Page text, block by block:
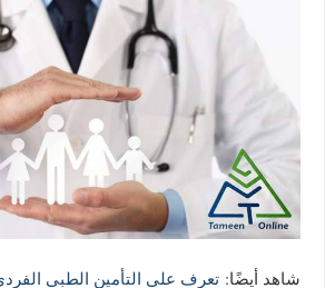
شاهد أيضًا:تعرف على التأمين الطبي